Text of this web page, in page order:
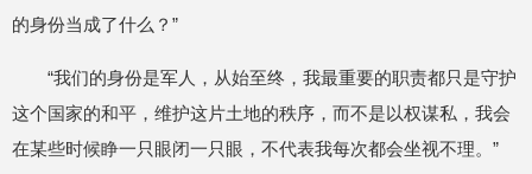
的身份当成了什么？”
“我们的身份是军人，从始至终，我最重要的职责都只是守护
这个国家的和平，维护这片土地的秩序，而不是以权谋私，我会
在某些时候睁一只眼闭一只眼，不代表我每次都会坐视不理。”